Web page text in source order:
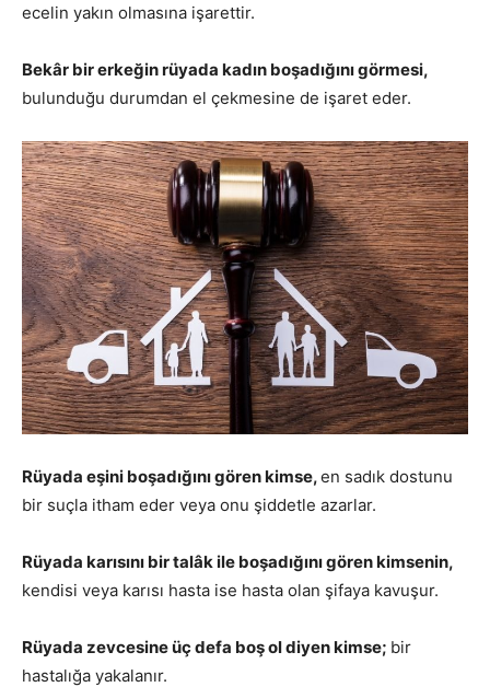
ecelin yakın olmasına işarettir.
Bekâr bir erkeğin rüyada kadın boşadığını görmesi,
bulunduğu durumdan el çekmesine de işaret eder.
Rüyada eşini boşadığını gören kimse,en sadık dostunu
bir suçla itham eder veya onu şiddetle azarlar.
Rüyada karısını bir talâk ile boşadığını gören kimsenin,
kendisi veya karısı hasta ise hasta olan şifaya kavuşur.
Rüyada zevcesine üç defa boş ol diyen kimse; bir
hastalığa yakalanır.